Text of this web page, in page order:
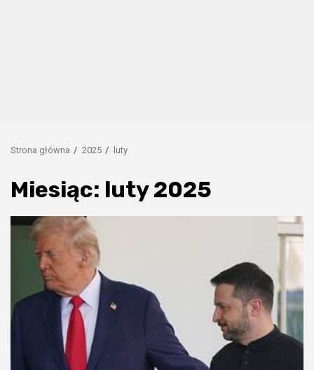
Strona główna 2025 luty
Miesiąc: luty 2025